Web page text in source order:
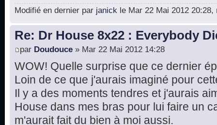
Modifié en dernier par janick le Mar 22 Mai 2012
Re: Dr House 8x22 : Everybody
par Doudouce » Mar 22 Mai 2012 14:28
WOW! Quelle surprise que ce dernier
Loin de ce que j'aurais imaginé pour
Il y a des moments tendres et j'aurais
House dans mes bras pour lui faire un
m'aurait fait du bien à moi aussi.